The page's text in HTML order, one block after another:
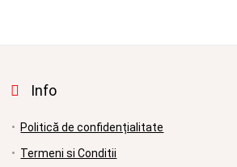
Info
Politică de confidențialitate
Termeni si Conditii